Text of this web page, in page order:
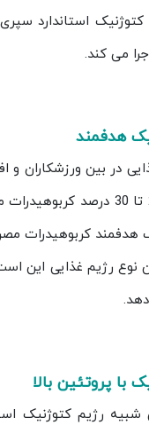
می کند.
در بین ورزشکاران و
بعد از ورزش 20 تا 30
کربوهیدرات مصرفی در کل روز
نوع رژیم غذایی این
شبیه رژیم کتوژنیک